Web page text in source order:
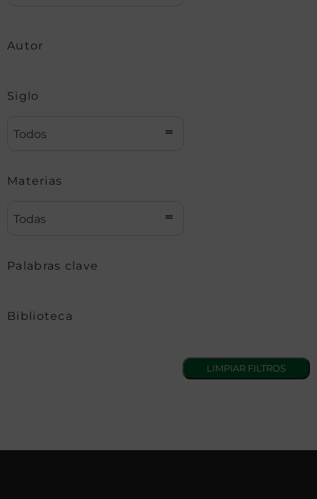
Autor
Siglo
Todos
Materias
Todas
Palabras clave
Biblioteca